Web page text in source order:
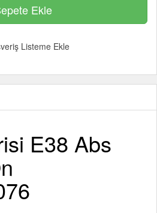
Listeme Ekle
E38 Abs